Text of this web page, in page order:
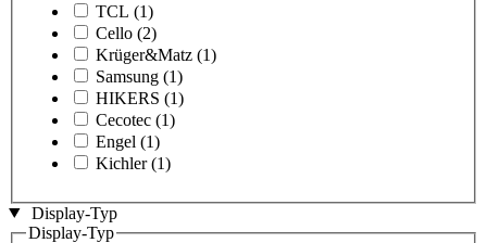
TCL (1)
Cello (2)
Krüger&Matz (1)
Samsung (1)
HIKERS (1)
Cecotec (1)
Engel (1)
Kichler (1)
Display-Typ
Display-Typ